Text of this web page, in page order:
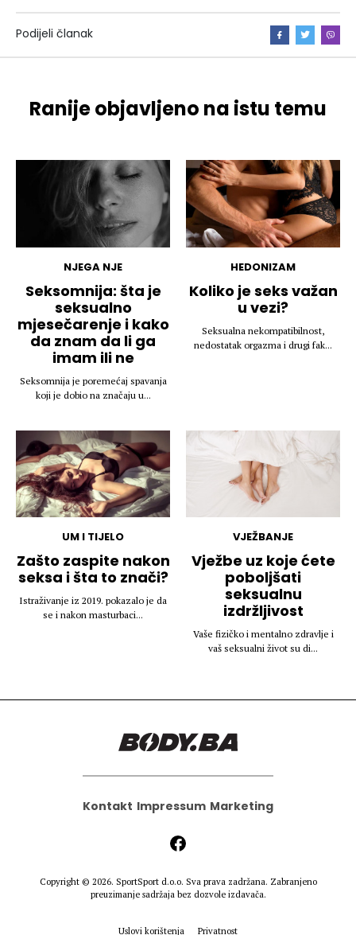
Podijeli članak
Ranije objavljeno na istu temu
NJEGA NJE
Seksomnija: šta je
seksualno
mjesečarenje i kako
da znam da li ga
imam ili ne
Seksomnija je poremećaj spavanja
koji je dobio na značaju u...
HEDONIZAM
Koliko je seks važan
u vezi?
Seksualna nekompatibilnost,
nedostatak orgazma i drugi fak...
UM I TIJELO
Zašto zaspite nakon
seksa i šta to znači?
Istraživanje iz 2019. pokazalo je da
se i nakon masturbaci...
VJEŽBANJE
Vježbe uz koje ćete
poboljšati
seksualnu
izdržljivost
Vaše fizičko i mentalno zdravlje i
vaš seksualni život su di...
Kontakt Impressum Marketing
Copyright © 2026. SportSport d.o.o. Sva prava zadržana. Zabranjeno
preuzimanje sadržaja bez dozvole izdavača.
Uslovi korištenja Privatnost